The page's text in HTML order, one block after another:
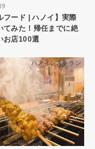
フード | ハノイ】実際
てみた！帰任までに絶
お店100選
ハノイレストラン